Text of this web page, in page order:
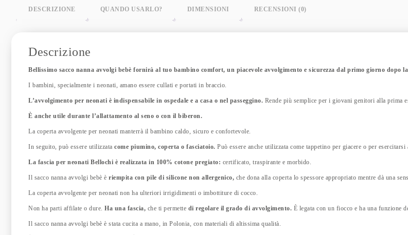
DESCRIZIONE QUANDO USARLO? DIMENSIONI RECENSIONI (0)
Descrizione
Bellissimo sacco nanna avvolgi bebè fornirà al tuo bambino comfort, un piacevole avvolgimento e sicurezza dal primo giorno dopo
I bambini, specialmente i neonati, amano essere cullati e portati in braccio.
L’avvolgimento per neonati è indispensabile in ospedale e a casa o nel passeggino. Rende più semplice per i giovani genitori alla prima
È anche utile durante l’allattamento al seno o con il biberon.
La coperta avvolgente per neonati manterrà il bambino caldo, sicuro e confortevole.
In seguito, può essere utilizzatacome piumino, coperta o fasciatoio. Può essere anche utilizzata come tappetino per giacere o per esercitarsi
La fascia per neonati Bellochi è realizzata in 100% cotone pregiato: certificato, traspirante e morbido.
Il sacco nanna avvolgi bebè èriempita con pile di silicone non allergenico, che dona alla coperta lo spessore appropriato mentre dà una
La coperta avvolgente per neonati non ha ulteriori irrigidimenti o imbottiture di cocco.
Non ha parti affilate o dure.Ha una fascia, che ti permette di regolare il grado di avvolgimento. È legata con un fiocco e ha una funzione
Il sacco nanna avvolgi bebè è stata cucita a mano, in Polonia, con materiali di altissima qualità.